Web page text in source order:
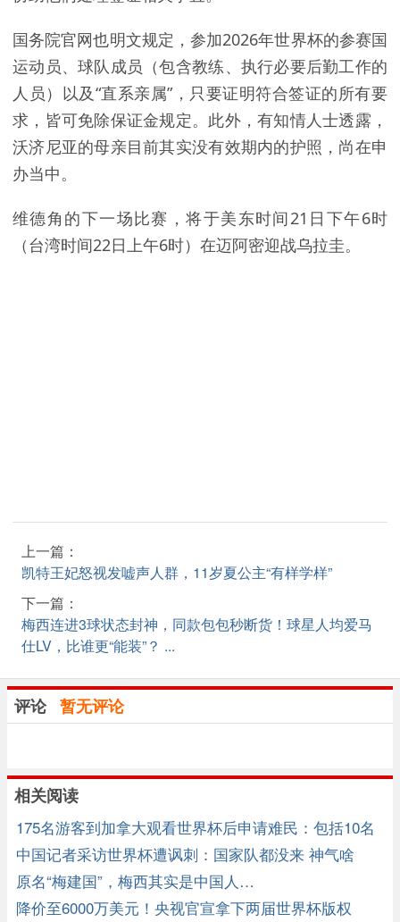
国务院官网也明文规定，参加2026年世界杯的参赛国
运动员、球队成员（包含教练、执行必要后勤工作的
人员）以及“直系亲属”，只要证明符合签证的所有要
求，皆可免除保证金规定。此外，有知情人士透露，
沃济尼亚的母亲目前其实没有效期内的护照，尚在申
办当中。
维德角的下一场比赛，将于美东时间21日下午6时
（台湾时间22日上午6时）在迈阿密迎战乌拉圭。
上一篇：
凯特王妃怒视发嘘声人群，11岁夏公主“有样学样”
下一篇：
梅西连进3球状态封神，同款包包秒断货！球星人均爱马
仕LV，比谁更“能装”？ ...
评论 暂无评论
相关阅读
175名游客到加拿大观看世界杯后申请难民：包括10名
中国人
中国记者采访世界杯遭讽刺：国家队都没来 神气啥
原名“梅建国”，梅西其实是中国人…
降价至6000万美元！央视官宣拿下两届世界杯版权